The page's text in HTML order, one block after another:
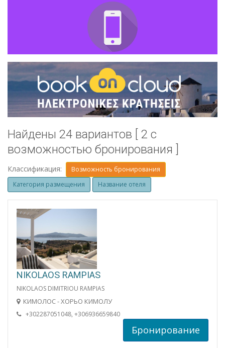
Найдены 24 вариантов [ 2 с
возможностью бронирования ]
Классификация:
Возможность бронирования
Категория размещения
Название отеля
NIKOLAOS RAMPIAS
NIKOLAOS DIMITRIOU RAMPIAS
КИМОЛОС - ХОРЬО КИМОЛУ
+302287051048, +306936659840
Бронирование